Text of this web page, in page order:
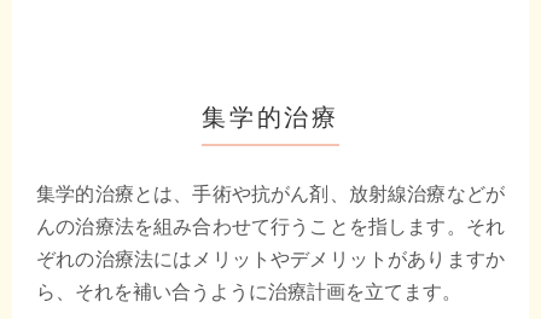
集学的治療
集学的治療とは、手術や抗がん剤、放射線治療などが
んの治療法を組み合わせて行うことを指します。それ
ぞれの治療法にはメリットやデメリットがありますか
ら、それを補い合うように治療計画を立てます。